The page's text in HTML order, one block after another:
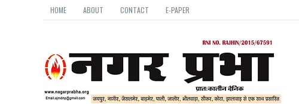
HOME ABOUT CONTACT E-PAPER